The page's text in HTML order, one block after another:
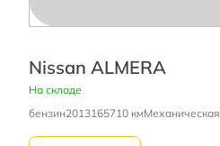
Nissan ALMERA
На складе
бензин2013165710 кмМеханическая